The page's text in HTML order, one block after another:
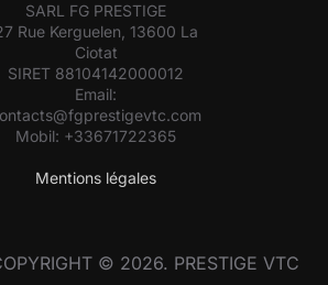
SARL FG PRESTIGE
Rue Kerguelen, 13600 La
Ciotat
SIRET 88104142000012
Email:
Mobil: +33671722365
Mentions légales
© 2026. PRESTIGE VTC